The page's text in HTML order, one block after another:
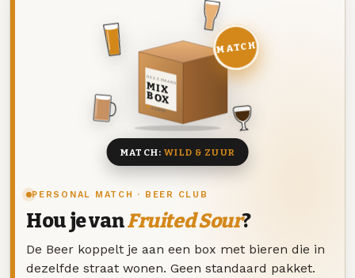
PERSONAL MATCH · BEER CLUB
Hou je vanFruited Sour?
De Beer koppelt je aan een box met bieren die in
dezelfde straat wonen. Geen standaard pakket.
DEZE MAAND
MIX
BOX
8 BIEREN
MATCH
MATCH:WILD & ZUUR